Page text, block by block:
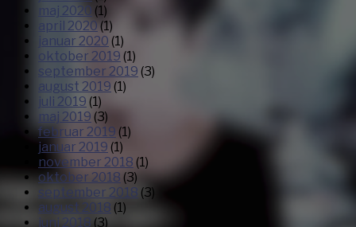
maj 2020 (1)
april 2020(1)
januar 2020 (1)
oktober 2019 (1)
september 2019 (3)
august 2019 (1)
juli 2019 (1)
maj 2019 (3)
februar 2019 (1)
januar 2019 (1)
november 2018 (1)
oktober 2018 (3)
september 2018 (3)
august 2018 (1)
juni 2018 (3)